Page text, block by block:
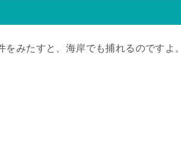
みたすと、海岸でも捕れるのですよ。